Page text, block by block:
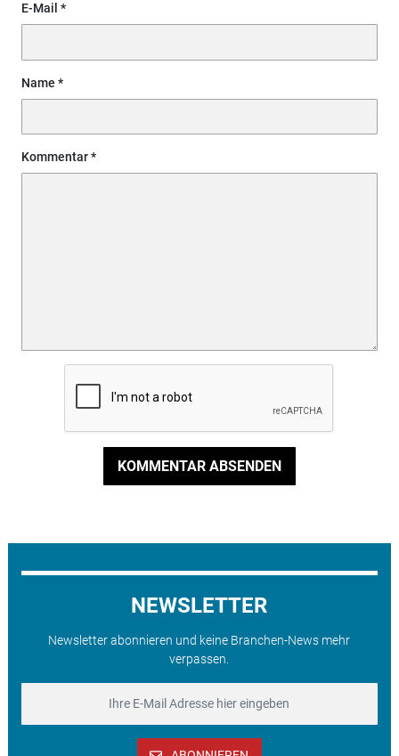
E-Mail
Name
Kommentar
KOMMENTAR ABSENDEN
NEWSLETTER
Newsletter abonnieren und keine Branchen-News mehr
verpassen.